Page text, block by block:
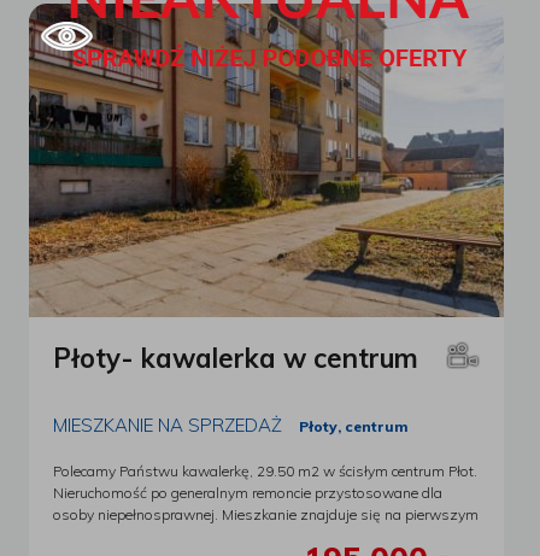
Płoty- kawalerka w centrum
MIESZKANIE NA SPRZEDAŻ Płoty, centrum
Polecamy Państwu kawalerkę, 29.50 m2 w ścisłym centrum Płot.
Nieruchomość po generalnym remoncie przystosowane dla
osoby niepełnosprawnej. Mieszkanie znajduje się na pierwszym